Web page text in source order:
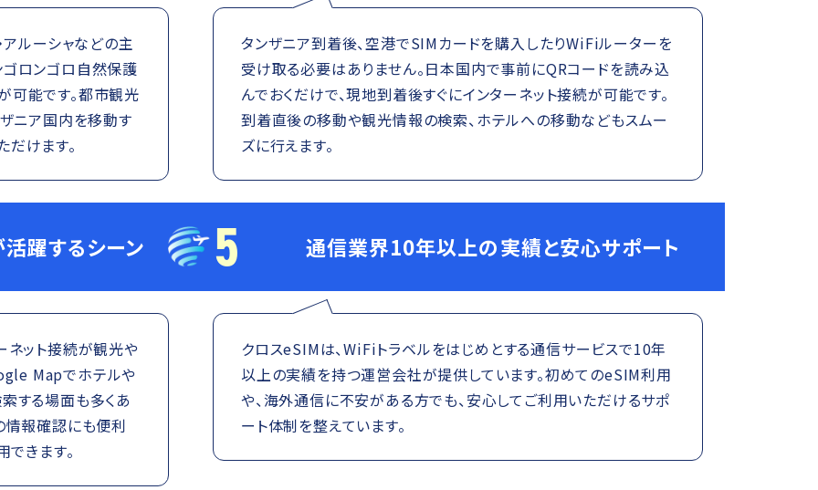
ルーシャなどの主
ゴロンゴロ自然保護
可能です。都市観光
ザニア国内を移動す
けます。
タンザニア到着後、空港でSIMカードを購入したりWiFiルーターを
受け取る必要はありません。日本国内で事前にQRコードを読み込
んでおくだけで、現地到着後すぐにインターネット接続が可能です。
到着直後の移動や観光情報の検索、ホテルへの移動などもスムー
ズに行えます。
躍するシーン
ネット接続が観光や
Mapでホテルや
する場面も多くあ
情報確認にも便利
きます。
5 通信業界10年以上の実績と安心サポート
クロスeSIMは、WiFiトラベルをはじめとする通信サービスで10年
以上の実績を持つ運営会社が提供しています。初めてのeSIM利用
や、海外通信に不安がある方でも、安心してご利用いただけるサポ
ート体制を整えています。